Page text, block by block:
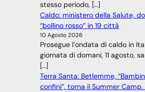
stesso periodo, […]
Caldo: ministero della Salute,
“bollino rosso” in 19 città
10 Agosto 2026
Prosegue l’ondata di caldo in
giornata di domani, 11 agosto,
[…]
Terra Santa: Betlemme,
confini”, torna il Summer Camp.